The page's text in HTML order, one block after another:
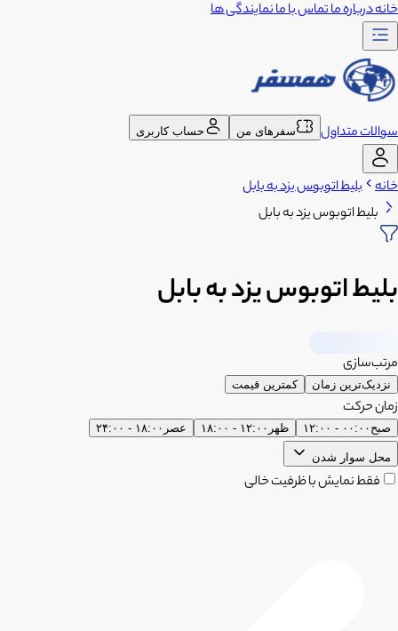
خانهدرباره ماتماس با مانمایندگی ها
سوالات متداول سفرهای من حساب کاربری
خانه بلیط اتوبوس یزد به بابل
بلیط اتوبوس یزد به بابل
بلیط اتوبوس یزد به بابل
مرتب‌سازی
نزدیک‌ترین زمان کمترین قیمت
زمان حرکت
صبح ۰۰:۰۰ - ۱۲:۰۰ ظهر ۱۲:۰۰ - ۱۸:۰۰ عصر ۱۸:۰۰ - ۲۴:۰۰
محل سوار شدن
فقط نمایش با ظرفیت خالی